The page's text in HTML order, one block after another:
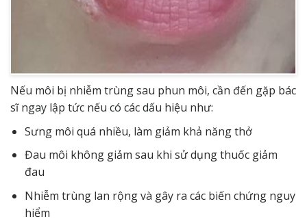
Nếu môi bị nhiễm trùng sau phun môi, cần đến gặp bác
sĩ ngay lập tức nếu có các dấu hiệu như:
Sưng môi quá nhiều, làm giảm khả năng thở
Đau môi không giảm sau khi sử dụng thuốc giảm
đau
Nhiễm trùng lan rộng và gây ra các biến chứng nguy
hiểm